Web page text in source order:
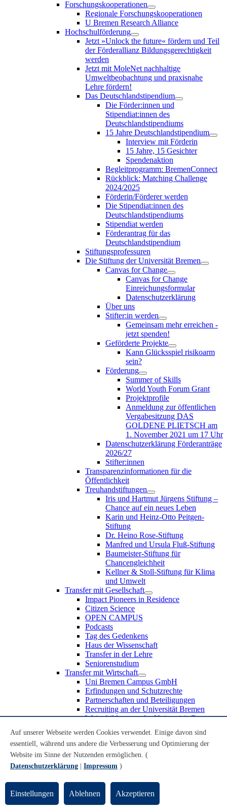
Forschungskooperationen
Regionale Forschungskooperationen
U Bremen Research Alliance
Hochschulförderung
Jetzt »Unlock the future« fördern und Teil
der Förderallianz Bildungsgerechtigkeit
werden
Jetzt mit MoleNet nachhaltige
Umweltbeobachtung und praxisnahe
Lehre fördern!
Das Deutschlandstipendium
Die Förder:innen und
Stipendiat:innen des
Deutschlandstipendiums
15 Jahre Deutschlandstipendium
Interview mit Förderin
15 Jahre, 15 Gesichter
Spendenaktion
Begleitprogramm: BremenConnect
Rückblick: Matching Challenge
2024/2025
Förderin/Förderer werden
Die Stipendiat:innen des
Deutschlandstipendiums
Stipendiat werden
Förderantrag für das
Deutschlandstipendium
Stiftungsprofessuren
Die Stiftung der Universität Bremen
Canvas for Change
Canvas for Change
Einreichungsformular
Datenschutzerklärung
Über uns
Stifter:in werden
Gemeinsam mehr erreichen -
jetzt spenden!
Geförderte Projekte
Kann Glücksspiel risikoarm
sein?
Förderung
Summer of Skills
World Youth Forum Grant
Projektprofile
Anmeldung zur öffentlichen
Vergabesitzung DAS
GOLDENE PLIETSCH am
1. November 2021 um 17 Uhr
Datenschutzerklärung Förderanträge
2026/27
Stifter:innen
Transparenzinformationen für die
Öffentlichkeit
Treuhandstiftungen
Iris und Hartmut Jürgens Stiftung –
Chance auf ein neues Leben
Karin und Heinz-Otto Peitgen-
Stiftung
Dr. Heino Rose-Stiftung
Manfred und Ursula Fluß-Stiftung
Baumeister-Stiftung für
Chancengleichheit
Kellner & Stoll-Stiftung für Klima
und Umwelt
Transfer mit Gesellschaft
Impact Pioneers in Residence
Citizen Science
OPEN CAMPUS
Podcasts
Tag des Gedenkens
Haus der Wissenschaft
Transfer in der Lehre
Seniorenstudium
Transfer mit Wirtschaft
Uni Bremen Campus GmbH
Erfindungen und Schutzrechte
Partnerschaften und Beteiligungen
Recruiting an der Universität Bremen
Weiterbildung an der Universität Bremen
Schülerinnen und Schüler
MINT-Schnupperstudium
Schulklassen
Lehrkräfte
UniTransfer - Servicestelle für Transferaktivitäten
Transfermagazin der Universität Bremen
Auf unserer Webseite werden Cookies verwendet. Einige davon sind
essentiell, während uns andere die Verbesserung und Optimierung der
Website im Sinne der Nutzenden ermöglichen. (
Datenschutzerklärung
Impressum )
Einstellungen Ablehnen Akzeptieren